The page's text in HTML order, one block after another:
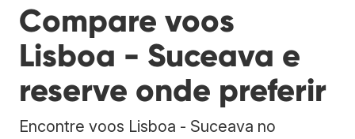
Compare voos
Lisboa - Suceava e
reserve onde preferir
Encontre voos Lisboa - Suceava no